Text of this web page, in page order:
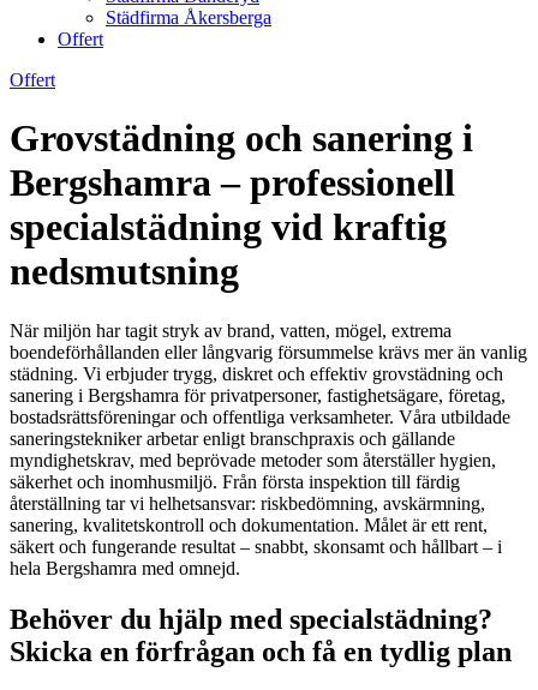
Städfirma Åkersberga
Offert
Offert
Grovstädning och sanering i
Bergshamra – professionell
specialstädning vid kraftig
nedsmutsning
När miljön har tagit stryk av brand, vatten, mögel, extrema
boendeförhållanden eller långvarig försummelse krävs mer än vanlig
städning. Vi erbjuder trygg, diskret och effektiv grovstädning och
sanering i Bergshamra för privatpersoner, fastighetsägare, företag,
bostadsrättsföreningar och offentliga verksamheter. Våra utbildade
saneringstekniker arbetar enligt branschpraxis och gällande
myndighetskrav, med beprövade metoder som återställer hygien,
säkerhet och inomhusmiljö. Från första inspektion till färdig
återställning tar vi helhetsansvar: riskbedömning, avskärmning,
sanering, kvalitetskontroll och dokumentation. Målet är ett rent,
säkert och fungerande resultat – snabbt, skonsamt och hållbart – i
hela Bergshamra med omnejd.
Behöver du hjälp med specialstädning?
Skicka en förfrågan och få en tydlig plan